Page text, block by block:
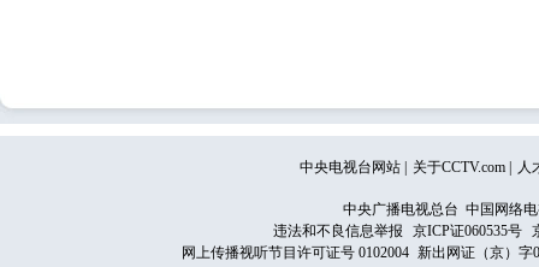
中央电视台网站 关于CCTV.com 人
中央广播电视总台 中国网络
违法和不良信息举报
京ICP证060535号
网上传播视听节目许可证号 0102004 新出网证（京）